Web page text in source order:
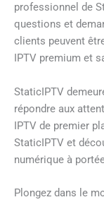
professionnel de
questions et
clients peuvent
IPTV premium et
StaticIPTV
répondre aux
IPTV de premier
StaticIPTV et
numérique à
Plongez dans le